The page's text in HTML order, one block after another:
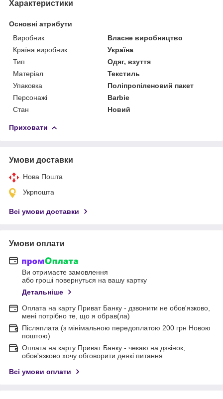
Характеристики
Основні атрибути
Виробник
Власне виробництво
Країна виробник
Україна
Тип
Одяг, взуття
Матеріал
Текстиль
Упаковка
Поліпропіленовий пакет
Персонажі
Barbie
Стан
Новий
Приховати
Умови доставки
Нова Пошта
Укрпошта
Всі умови доставки
Умови оплати
Ви отримаєте замовлення
або гроші повернуться на вашу картку
Детальніше
Оплата на карту Приват Банку - дзвонити не обов'язково,
мені потрібно те, що я обрав(ла)
Післяплата (з мінімальною передоплатою 200 грн Новою
поштою)
Оплата на карту Приват Банку - чекаю на дзвінок,
обов'язково хочу обговорити деякі питання
Всі умови оплати